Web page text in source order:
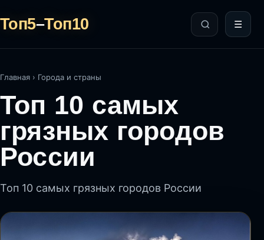
Топ5–Топ10 ☰
Главная › Города и страны
Топ 10 самых
грязных городов
России
Топ 10 самых грязных городов России